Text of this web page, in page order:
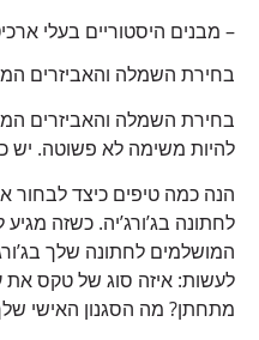
– מבנים היסטוריים בעלי
בחירת השמלה והאביזרים
בחירת השמלה והאביזרים
להיות משימה לא פשוטה. יש
הנה כמה טיפים כיצד לבחור את
לחתונה בג’ורג’יה. כשזה מגיע
המושלמים לחתונה שלך
לעשות: איזה סוג של טקס את
מתחתן? מה הסגנון האישי שלך?